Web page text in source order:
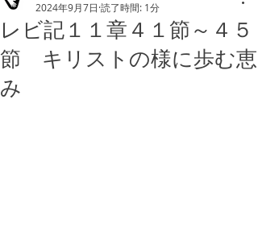
レビ記１１章４１節～４５
節 キリストの様に歩む恵
み
2024年9月7日 読了時間: 1分